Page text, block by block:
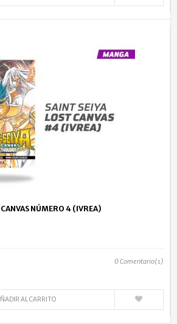
NÚMERO 4 (IVREA)
0Comentario(s)
AL CARRITO